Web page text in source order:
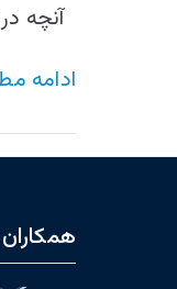
آنچه
ادامه